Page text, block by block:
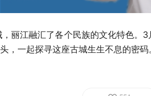
丽江融汇了各个民族的文化特色。
，一起探寻这座古城生生不息的密码